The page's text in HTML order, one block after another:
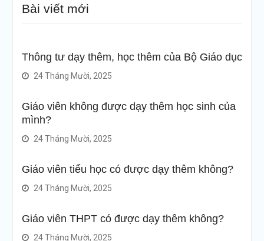
Bài viết mới
Thông tư dạy thêm, học thêm của Bộ Giáo dục
24 Tháng Mười, 2025
Giáo viên không được dạy thêm học sinh của
mình?
24 Tháng Mười, 2025
Giáo viên tiểu học có được dạy thêm không?
24 Tháng Mười, 2025
Giáo viên THPT có được dạy thêm không?
24 Tháng Mười, 2025